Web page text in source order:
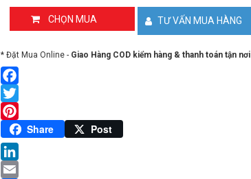
90
kênh
HORING
871-
CHỌN MUA TƯ VẤN MUA HÀNG
* Đặt Mua Online - Giao Hàng COD kiểm hàng & thanh toán tận nơi
Facebook
Twitter
Pinterest
Share Post
LinkedIn